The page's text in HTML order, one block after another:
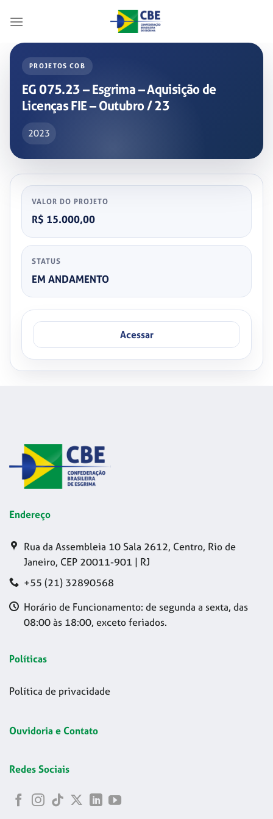
PROJETOS COB
EG 075.23 – Esgrima – Aquisição de
Licenças FIE – Outubro / 23
2023
VALOR DO PROJETO
R$ 15.000,00
STATUS
EM ANDAMENTO
Acessar
Endereço
Rua da Assembleia 10 Sala 2612, Centro, Rio de
Janeiro, CEP 20011-901 | RJ
+55 (21) 32890568
Horário de Funcionamento: de segunda a sexta, das
08:00 às 18:00, exceto feriados.
Políticas
Política de privacidade
Ouvidoria e Contato
Redes Sociais